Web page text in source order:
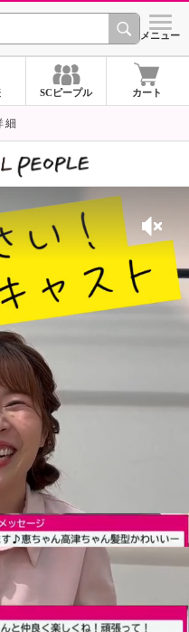
シメニュー
SCピープル カート
細